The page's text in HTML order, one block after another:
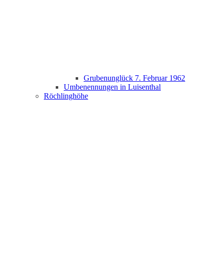
Grubenunglück 7. Februar 1962
Umbenennungen in Luisenthal
Röchlinghöhe